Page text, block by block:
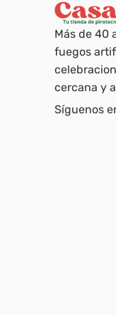
Más de 40
fuegos
cercana y
Síguenos